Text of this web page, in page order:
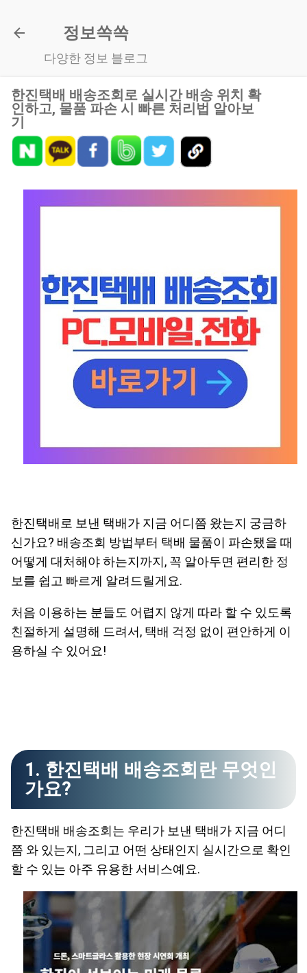
정보쏙쏙
다양한 정보 블로그
한진택배 배송조회로 실시간 배송 위치 확
인하고, 물품 파손 시 빠른 처리법 알아보
기
한진택배로 보낸 택배가 지금 어디쯤 왔는지 궁금하
신가요? 배송조회 방법부터 택배 물품이 파손됐을 때
어떻게 대처해야 하는지까지, 꼭 알아두면 편리한 정
보를 쉽고 빠르게 알려드릴게요.
처음 이용하는 분들도 어렵지 않게 따라 할 수 있도록
친절하게 설명해 드려서, 택배 걱정 없이 편안하게 이
용하실 수 있어요!
1. 한진택배 배송조회란 무엇인
가요?
한진택배 배송조회는 우리가 보낸 택배가 지금 어디
쯤 와 있는지, 그리고 어떤 상태인지 실시간으로 확인
할 수 있는 아주 유용한 서비스예요.